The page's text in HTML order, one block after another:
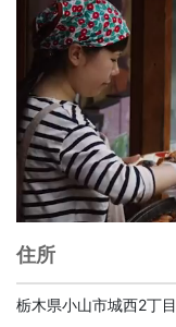
住所
栃木県小山市城西2丁